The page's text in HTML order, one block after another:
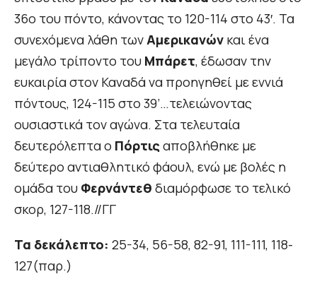
36ο του πόντο, κάνοντας το 120-114 στο 43′. Τα
συνεχόμενα λάθη των Αμερικανών και ένα
μεγάλο τρίποντο του Μπάρετ, έδωσαν την
ευκαιρία στον Καναδά να προηγηθεί με εννιά
πόντους, 124-115 στο 39’…τελειώνοντας
ουσιαστικά τον αγώνα. Στα τελευταία
δευτερόλεπτα ο Πόρτις αποβλήθηκε με
δεύτερο αντιαθλητικό φάουλ, ενώ με βολές η
ομάδα του Φερνάντεθ διαμόρφωσε το τελικό
σκορ, 127-118.//ΓΓ
Τα δεκάλεπτο: 25-34, 56-58, 82-91, 111-111, 118-
127(παρ.)